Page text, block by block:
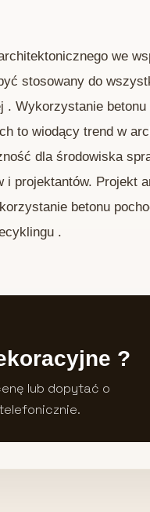
we
stosowany do
Wykorzystanie
to wiodący trend w
dla środowiska
i projektantów. Projekt
betonu
.
?
lub dopytać o